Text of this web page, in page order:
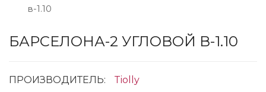
БАРСЕЛОНА-2 УГЛОВОЙ В-1.10
ПРОИЗВОДИТЕЛЬ:
Tiolly